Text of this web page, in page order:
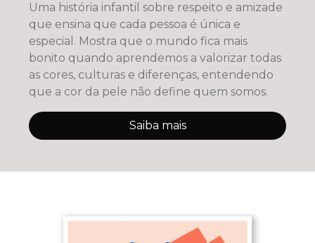
Uma história infantil sobre respeito e amizade
que ensina que cada pessoa é única e
especial. Mostra que o mundo fica mais
bonito quando aprendemos a valorizar todas
as cores, culturas e diferenças, entendendo
que a cor da pele não define quem somos.
Saiba mais